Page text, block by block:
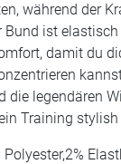
während der
Bund ist
damit du
die legendären
Training stylish
Polyester,2%